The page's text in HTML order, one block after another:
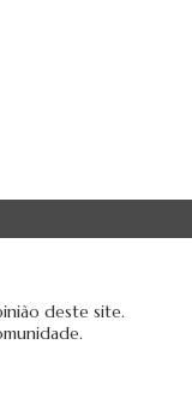
deste site.